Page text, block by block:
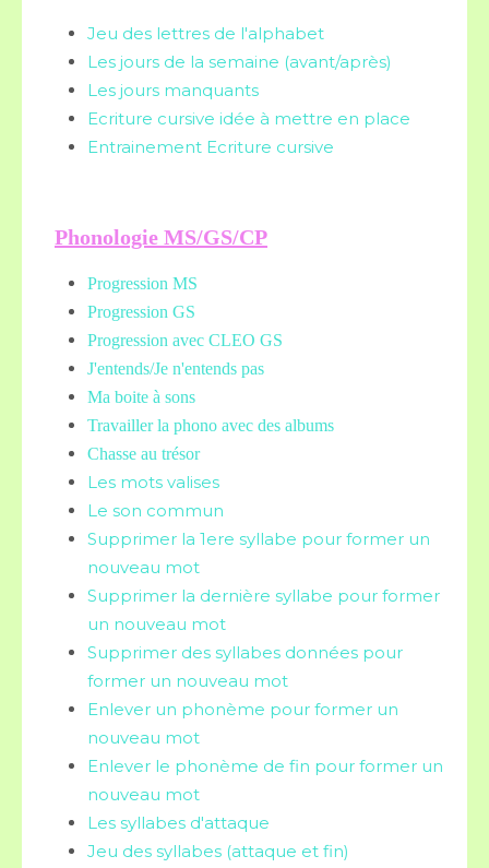
Jeu des lettres de l'alphabet
Les jours de la semaine (avant/après)
Les jours manquants
Ecriture cursive idée à mettre en place
Entrainement Ecriture cursive
Phonologie MS/GS/CP
Progression MS
Progression GS
Progression avec CLEO GS
J'entends/Je n'entends pas
Ma boite à sons
Travailler la phono avec des albums
Chasse au trésor
Les mots valises
Le son commun
Supprimer la 1ere syllabe pour former un
nouveau mot
Supprimer la dernière syllabe pour former
un nouveau mot
Supprimer des syllabes données pour
former un nouveau mot
Enlever un phonème pour former un
nouveau mot
Enlever le phonème de fin pour former un
nouveau mot
Les syllabes d'attaque
Jeu des syllabes (attaque et fin)